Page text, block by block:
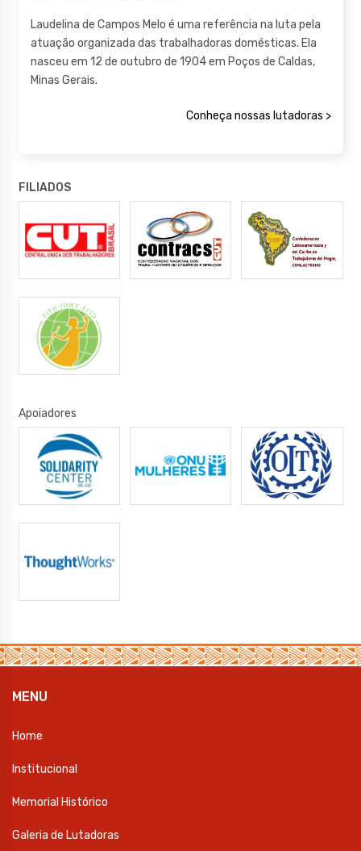
Laudelina de Campos Melo é uma referência na luta pela
atuação organizada das trabalhadoras domésticas. Ela
nasceu em 12 de outubro de 1904 em Poços de Caldas,
Minas Gerais.
Conheça nossas lutadoras >
FILIADOS
Apoiadores
MENU
Home
Institucional
Memorial Histórico
Galeria de Lutadoras